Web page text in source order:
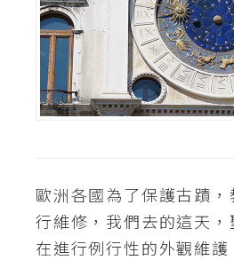
作
提
案
歐洲各國為了保護古蹟
行維修，我們去的這天
在進行例行性的外觀維護